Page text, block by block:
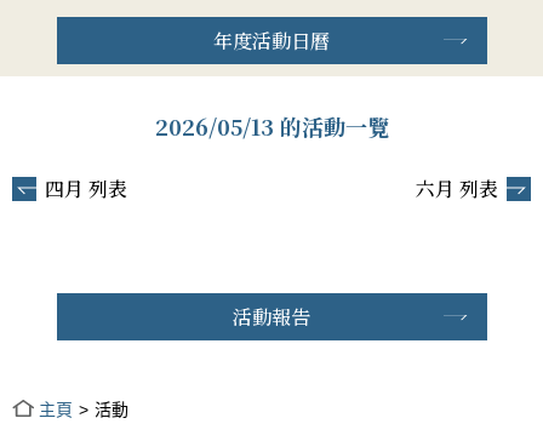
年度活動日曆
2026/05/13 的活動一覽
四月 列表 六月 列表
活動報告
主頁 活動